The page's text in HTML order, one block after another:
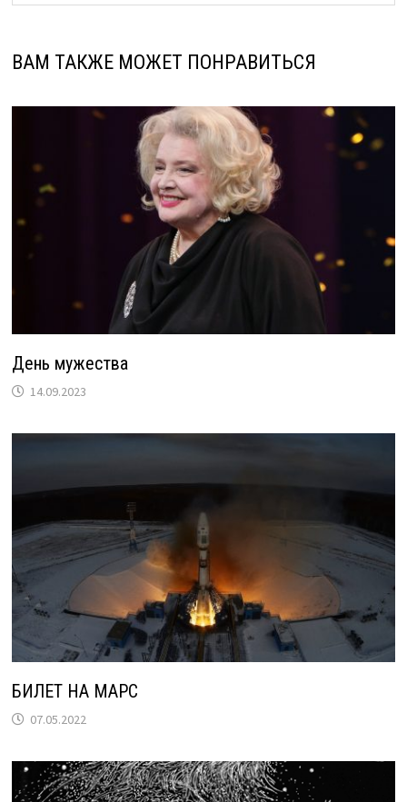
ВАМ ТАКЖЕ МОЖЕТ ПОНРАВИТЬСЯ
День мужества
14.09.2023
БИЛЕТ НА МАРС
07.05.2022